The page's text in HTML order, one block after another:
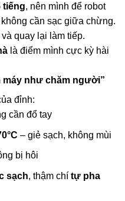
tiếng, nên mình để robot
không cần sạc giữa chừng.
quay lại làm tiếp.
là điểm mình cực kỳ hài
máy như chăm người”
đỉnh:
cần đổ tay
– giẻ sạch, không mùi
bị hôi
sạch, thậm chí tự pha